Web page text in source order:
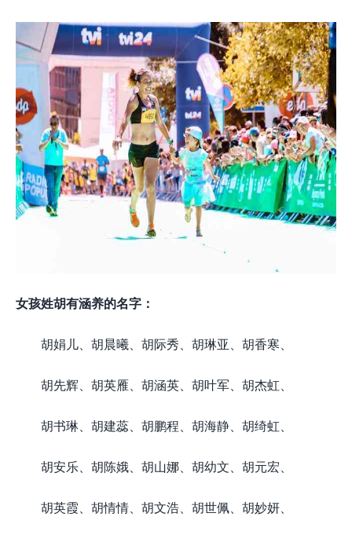
女孩姓胡有涵养的名字：
胡娟儿、胡晨曦、胡际秀、胡琳亚、胡香寒、
胡先辉、胡英雁、胡涵英、胡叶军、胡杰虹、
胡书琳、胡建蕊、胡鹏程、胡海静、胡绮虹、
胡安乐、胡陈娥、胡山娜、胡幼文、胡元宏、
胡英霞、胡情情、胡文浩、胡世佩、胡妙妍、